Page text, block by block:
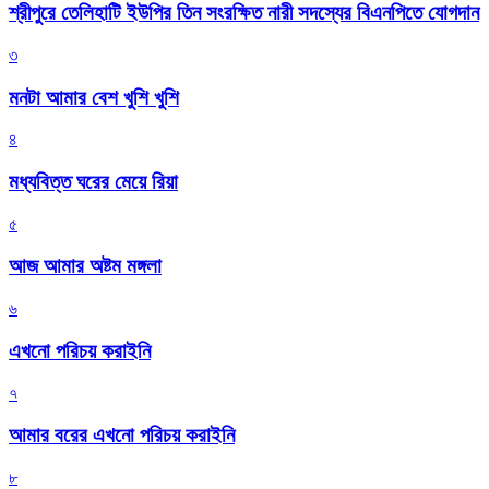
শ্রীপুরে তেলিহাটি ইউপির তিন সংরক্ষিত নারী সদস্যের বিএনপিতে যোগদান
৩
মনটা আমার বেশ খুশি খুশি
৪
মধ্যবিত্ত ঘরের মেয়ে রিয়া
৫
আজ আমার অষ্টম মঙ্গলা
৬
এখনো পরিচয় করাইনি
৭
আমার বরের এখনো পরিচয় করাইনি
৮